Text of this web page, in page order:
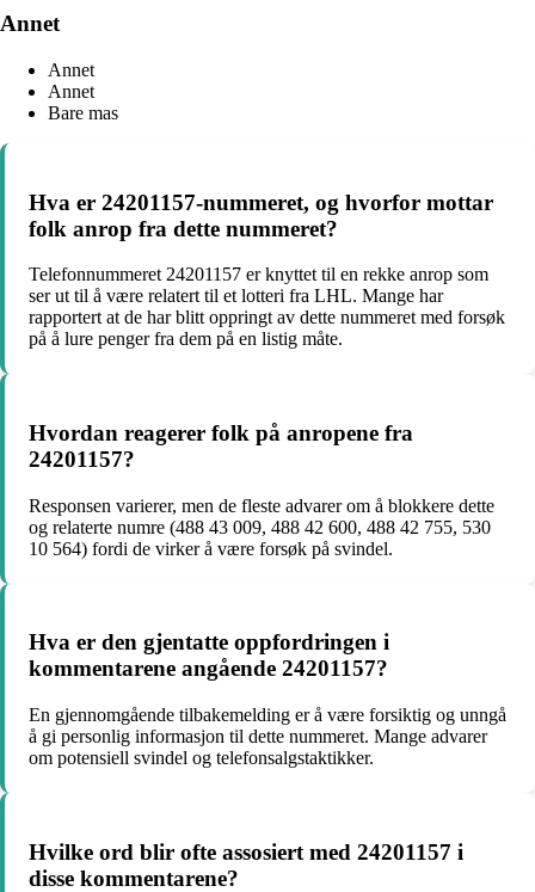
Annet
Annet
Annet
Bare mas
Hva er 24201157-nummeret, og hvorfor mottar
folk anrop fra dette nummeret?
Telefonnummeret 24201157 er knyttet til en rekke anrop som
ser ut til å være relatert til et lotteri fra LHL. Mange har
rapportert at de har blitt oppringt av dette nummeret med forsøk
på å lure penger fra dem på en listig måte.
Hvordan reagerer folk på anropene fra
24201157?
Responsen varierer, men de fleste advarer om å blokkere dette
og relaterte numre (488 43 009, 488 42 600, 488 42 755, 530
10 564) fordi de virker å være forsøk på svindel.
Hva er den gjentatte oppfordringen i
kommentarene angående 24201157?
En gjennomgående tilbakemelding er å være forsiktig og unngå
å gi personlig informasjon til dette nummeret. Mange advarer
om potensiell svindel og telefonsalgstaktikker.
Hvilke ord blir ofte assosiert med 24201157 i
disse kommentarene?